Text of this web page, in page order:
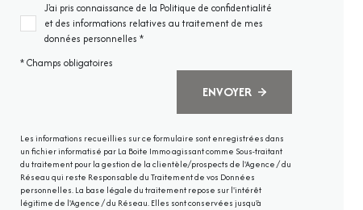
J'ai pris connaissance de la Politique de confidentialité
et des informations relatives au traitement de mes
données personnelles *
* Champs obligatoires
ENVOYER
Les informations recueillies sur ce formulaire sont enregistrées dans
un fichier informatisé par La Boite Immo agissant comme Sous-traitant
du traitement pour la gestion de la clientèle/prospects de l'Agence / du
Réseau qui reste Responsable du Traitement de vos Données
personnelles. La base légale du traitement repose sur l'intérêt
légitime de l'Agence / du Réseau. Elles sont conservées jusqu'à